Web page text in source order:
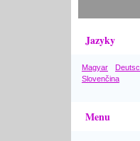
Jazyky
Magyar
Slovenčina
Menu